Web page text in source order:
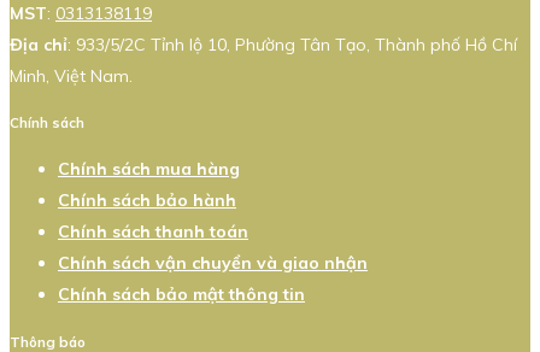
MST: 0313138119
Địa chỉ: 933/5/2C Tỉnh lộ 10, Phường Tân Tạo, Thành phố Hồ Chí
Minh, Việt Nam.
Chính sách
Chính sách mua hàng
Chính sách bảo hành
Chính sách thanh toán
Chính sách vận chuyển và giao nhận
Chính sách bảo mật thông tin
Thông báo